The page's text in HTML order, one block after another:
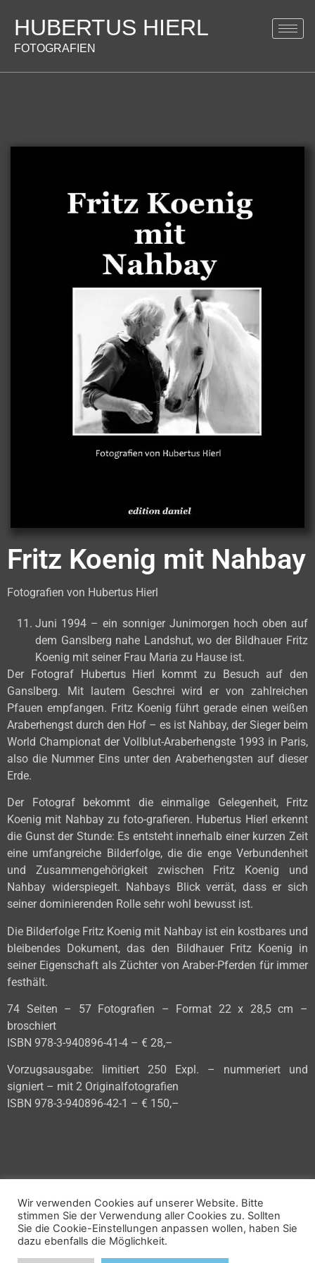
HUBERTUS HIERL
FOTOGRAFIEN
Fritz Koenig mit Nahbay
Fotografien von Hubertus Hierl
Juni 1994 – ein sonniger Junimorgen hoch oben auf
dem Ganslberg nahe Landshut, wo der Bildhauer Fritz
Koenig mit seiner Frau Maria zu Hause ist.
Der Fotograf Hubertus Hierl kommt zu Besuch auf den
Ganslberg. Mit lautem Geschrei wird er von zahlreichen
Pfauen empfangen. Fritz Koenig führt gerade einen weißen
Araberhengst durch den Hof – es ist Nahbay, der Sieger beim
World Championat der Vollblut-Araberhengste 1993 in Paris,
also die Nummer Eins unter den Araberhengsten auf dieser
Erde.
Der Fotograf bekommt die einmalige Gelegenheit, Fritz
Koenig mit Nahbay zu foto-grafieren. Hubertus Hierl erkennt
die Gunst der Stunde: Es entsteht innerhalb einer kurzen Zeit
eine umfangreiche Bilderfolge, die die enge Verbundenheit
und Zusammengehörigkeit zwischen Fritz Koenig und
Nahbay widerspiegelt. Nahbays Blick verrät, dass er sich
seiner dominierenden Rolle sehr wohl bewusst ist.
Die Bilderfolge Fritz Koenig mit Nahbay ist ein kostbares und
bleibendes Dokument, das den Bildhauer Fritz Koenig in
seiner Eigenschaft als Züchter von Araber-Pferden für immer
festhält.
74 Seiten – 57 Fotografien – Format 22 x 28,5 cm –
broschiert
ISBN 978-3-940896-41-4 – € 28,–
Vorzugsausgabe: limitiert 250 Expl. – nummeriert und
signiert – mit 2 Originalfotografien
ISBN 978-3-940896-42-1 – € 150,–
vorheriges Buch
Wir verwenden Cookies auf unserer Website. Bitte
stimmen Sie der Verwendung aller Cookies zu. Sollten
Sie die Cookie-Einstellungen anpassen wollen, haben Sie
dazu ebenfalls die Möglichkeit.